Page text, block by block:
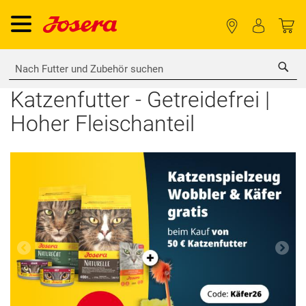
Katzenfutter - Getreidefrei |
Hoher Fleischanteil